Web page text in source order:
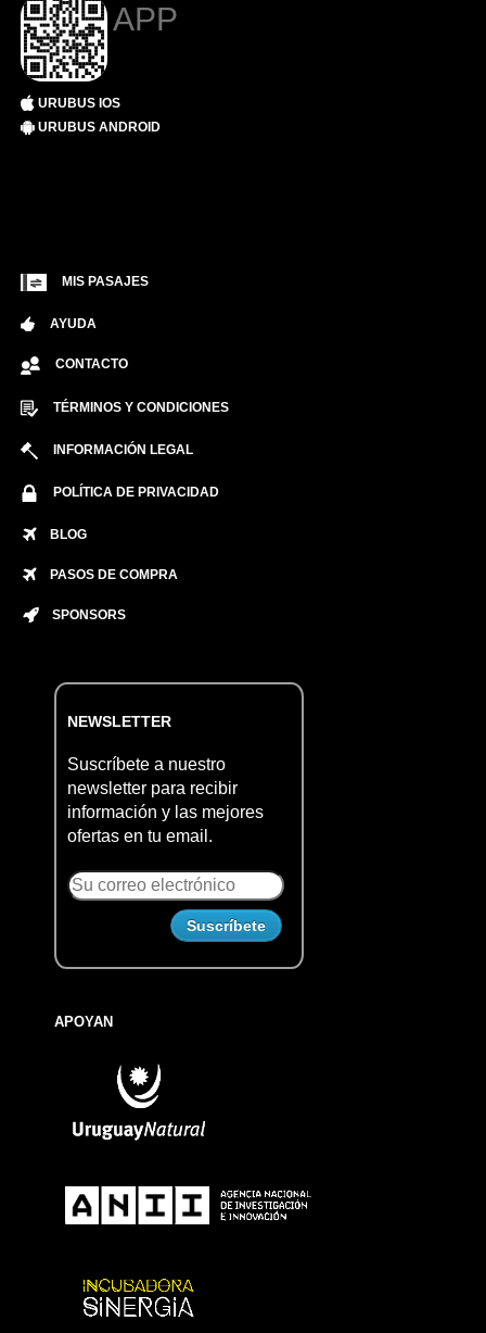
APP
URUBUS IOS
URUBUS ANDROID
MIS PASAJES
AYUDA
CONTACTO
TÉRMINOS Y CONDICIONES
INFORMACIÓN LEGAL
POLÍTICA DE PRIVACIDAD
BLOG
PASOS DE COMPRA
SPONSORS
NEWSLETTER
Suscríbete a nuestro
newsletter para recibir
información y las mejores
ofertas en tu email.
APOYAN